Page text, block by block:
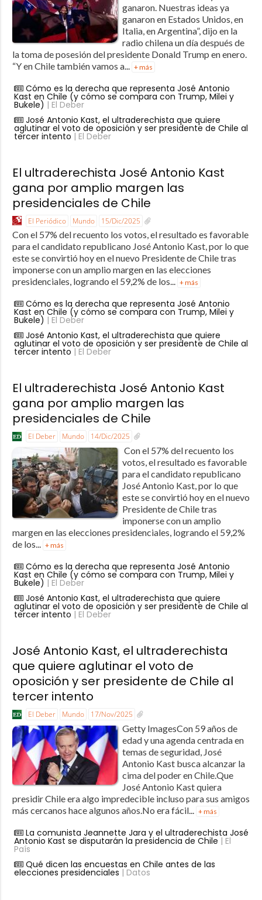
ganaron. Nuestras ideas ya
ganaron en Estados Unidos, en
Italia, en Argentina”, dijo en la
radio chilena un día después de
la toma de posesión del presidente Donald Trump en enero.
“Y en Chile también vamos a...
+ más
Cómo es la derecha que representa José Antonio
Kast en Chile (y cómo se compara con Trump, Milei y
Bukele) | El Deber
José Antonio Kast, el ultraderechista que quiere
aglutinar el voto de oposición y ser presidente de Chile al
tercer intento | El Deber
El ultraderechista José Antonio Kast
gana por amplio margen las
presidenciales de Chile
El Periódico Mundo 15/Dic/2025
Con el 57% del recuento los votos, el resultado es favorable
para el candidato republicano José Antonio Kast, por lo que
este se convirtió hoy en el nuevo Presidente de Chile tras
imponerse con un amplio margen en las elecciones
presidenciales, logrando el 59,2% de los... + más
Cómo es la derecha que representa José Antonio
Kast en Chile (y cómo se compara con Trump, Milei y
Bukele) | El Deber
José Antonio Kast, el ultraderechista que quiere
aglutinar el voto de oposición y ser presidente de Chile al
tercer intento | El Deber
El ultraderechista José Antonio Kast
gana por amplio margen las
presidenciales de Chile
El Deber Mundo 14/Dic/2025
Con el 57% del recuento los
votos, el resultado es favorable
para el candidato republicano
José Antonio Kast, por lo que
este se convirtió hoy en el nuevo
Presidente de Chile tras
imponerse con un amplio
margen en las elecciones presidenciales, logrando el 59,2%
de los... + más
Cómo es la derecha que representa José Antonio
Kast en Chile (y cómo se compara con Trump, Milei y
Bukele) | El Deber
José Antonio Kast, el ultraderechista que quiere
aglutinar el voto de oposición y ser presidente de Chile al
tercer intento | El Deber
José Antonio Kast, el ultraderechista
que quiere aglutinar el voto de
oposición y ser presidente de Chile al
tercer intento
El Deber Mundo 17/Nov/2025
Getty ImagesCon 59 años de
edad y una agenda centrada en
temas de seguridad, José
Antonio Kast busca alcanzar la
cima del poder en Chile.Que
José Antonio Kast quiera
presidir Chile era algo impredecible incluso para sus amigos
más cercanos hace algunos años.No era fácil... + más
La comunista Jeannette Jara y el ultraderechista José
Antonio Kast se disputarán la presidencia de Chile | El
País
Qué dicen las encuestas en Chile antes de las
elecciones presidenciales | Datos